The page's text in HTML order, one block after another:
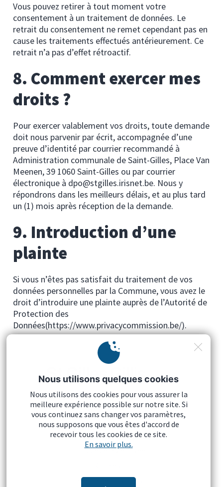
Vous pouvez retirer à tout moment votre
consentement à un traitement de données. Le
retrait du consentement ne remet cependant pas en
cause les traitements effectués antérieurement. Ce
retrait n’a pas d’effet rétroactif.
8. Comment exercer mes
droits ?
Pour exercer valablement vos droits, toute demande
doit nous parvenir par écrit, accompagnée d’une
preuve d’identité par courrier recommandé à
Administration communale de Saint-Gilles, Place Van
Meenen, 39 1060 Saint-Gilles ou par courrier
électronique à dpo@stgilles.irisnet.be. Nous y
répondrons dans les meilleurs délais, et au plus tard
un (1) mois après réception de la demande.
9. Introduction d’une
plainte
Si vous n’êtes pas satisfait du traitement de vos
données personnelles par la Commune, vous avez le
droit d’introduire une plainte auprès de l’Autorité de
Protection des
Données(https://www.privacycommission.be/).
Mentions légales
Politique de la vie privée
Télécharger nos logos
Nous utilisons quelques cookies
Nous utilisons des cookies pour vous assurer la
meilleure expérience possible sur notre site. Si
vous continuez sans changer vos paramètres,
nous supposons que vous êtes d'accord de
recevoir tous les cookies de ce site.
En savoir plus.